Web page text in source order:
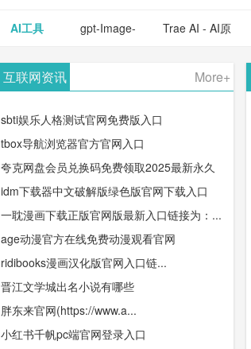
AI工具 gpt-Image-
器
Trae AI - AI原
pro与
DeepSeek模
互联网资讯 More+
sbti娱乐人格测试官网免费版入口
tbox导航浏览器官方官网入口
夸克网盘会员兑换码免费领取2025最新永久
idm下载器中文破解版绿色版官网下载入口
一耽漫画下载正版官网版最新入口链接为：...
age动漫官方在线免费动漫观看官网
ridibooks漫画汉化版官网入口链...
晋江文学城出名小说有哪些
胖东来官网(https://www.a...
小红书千帆pc端官网登录入口